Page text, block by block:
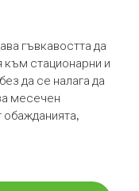
гъвкавостта да
към стационарни и
да се налага да
месечен